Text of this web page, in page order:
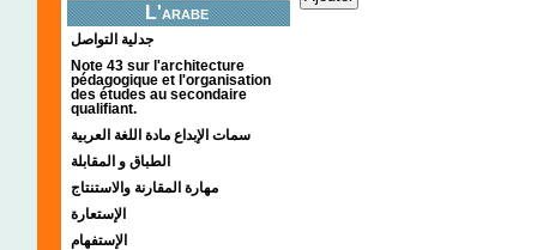
L'arabe
جدلية التواصل
Note 43 sur l'architecture
pédagogique et l'organisation
des études au secondaire
qualifiant.
سمات الإبداع مادة اللغة العربية
الطباق و المقابلة
مهارة المقارنة والاستنتاج
الإستعارة
الإستفهام